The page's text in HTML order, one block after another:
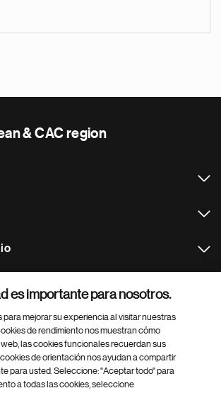
& CAC region
es importante para nosotros.
para mejorar su experiencia al visitar nuestras
de rendimiento nos muestran cómo
las cookies funcionales recuerdan sus
de orientación nos ayudan a compartir
para usted. Seleccione: "Aceptar todo" para
a todas las cookies, seleccione